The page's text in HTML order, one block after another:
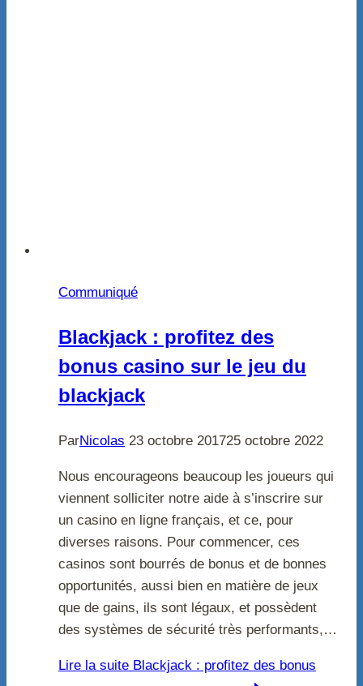
Communiqué
Blackjack : profitez des
bonus casino sur le jeu du
blackjack
ParNicolas 23 octobre 201725 octobre 2022
Nous encourageons beaucoup les joueurs qui
viennent solliciter notre aide à s’inscrire sur
un casino en ligne français, et ce, pour
diverses raisons. Pour commencer, ces
casinos sont bourrés de bonus et de bonnes
opportunités, aussi bien en matière de jeux
que de gains, ils sont légaux, et possèdent
des systèmes de sécurité très performants,…
Lire la suite Blackjack : profitez des bonus